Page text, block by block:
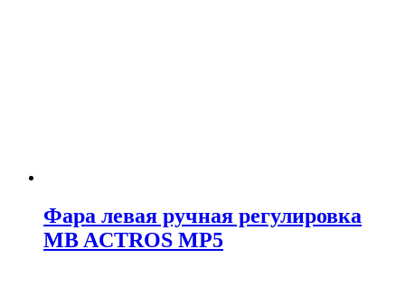
Фара левая ручная регулировка
MB ACTROS MP5